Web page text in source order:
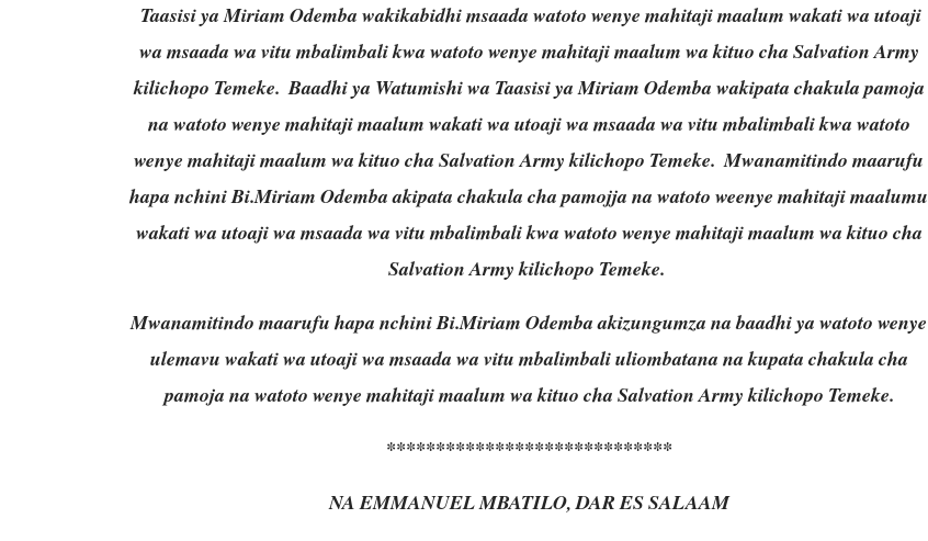
Taasisi ya Miriam Odemba wakikabidhi msaada watoto wenye mahitaji maalum wakati wa utoaji
wa msaada wa vitu mbalimbali kwa watoto wenye mahitaji maalum wa kituo cha Salvation Army
kilichopo Temeke. Baadhi ya Watumishi wa Taasisi ya Miriam Odemba wakipata chakula pamoja
na watoto wenye mahitaji maalum wakati wa utoaji wa msaada wa vitu mbalimbali kwa watoto
wenye mahitaji maalum wa kituo cha Salvation Army kilichopo Temeke. Mwanamitindo maarufu
hapa nchini Bi.Miriam Odemba akipata chakula cha pamojja na watoto weenye mahitaji maalumu
wakati wa utoaji wa msaada wa vitu mbalimbali kwa watoto wenye mahitaji maalum wa kituo cha
Salvation Army kilichopo Temeke.
Mwanamitindo maarufu hapa nchini Bi.Miriam Odemba akizungumza na baadhi ya watoto wenye
ulemavu wakati wa utoaji wa msaada wa vitu mbalimbali uliombatana na kupata chakula cha
pamoja na watoto wenye mahitaji maalum wa kituo cha Salvation Army kilichopo Temeke.
*****************************
NA EMMANUEL MBATILO, DAR ES SALAAM